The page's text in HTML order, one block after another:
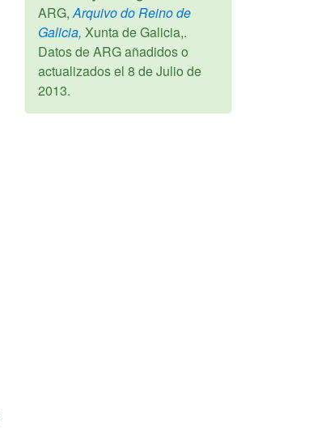
ARG,Arquivo do Reino de
Galicia, Xunta de Galicia,.
Datos de ARG añadidos o
actualizados el 8 de Julio de
2013.